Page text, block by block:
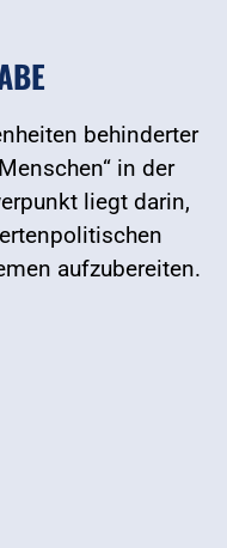
behinderter
in der
liegt darin,
aufzubereiten.